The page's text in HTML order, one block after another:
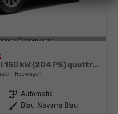
S line (S line) 2.0 TSFI 150 kW (204 PS) quattro 7-Gang tronic
Neuwagen
Getriebe Automatik
Außenfarbe Blau, Navarra Blau